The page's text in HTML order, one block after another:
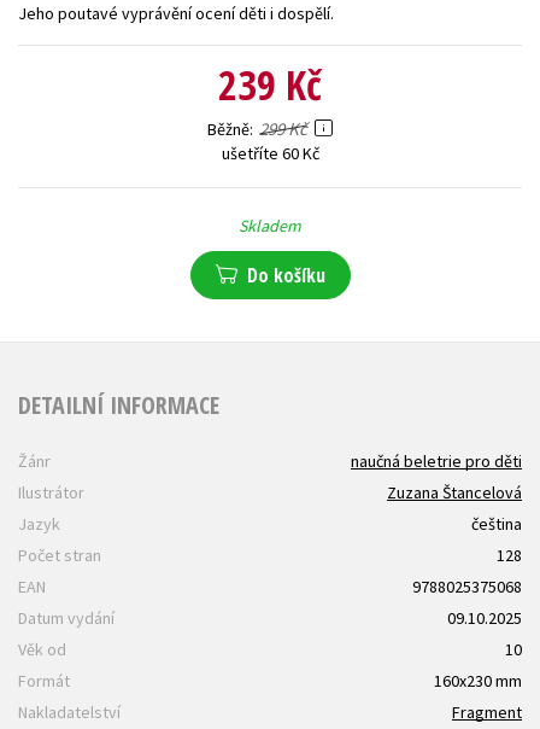
Jeho poutavé vyprávění ocení děti i dospělí.
239 Kč
Běžně 299 Kč
ušetříte 60 Kč
Skladem
Do košíku
DETAILNÍ INFORMACE
Žánr
naučná beletrie pro děti
Ilustrátor
Zuzana Štancelová
Jazyk
čeština
Počet stran
128
EAN
9788025375068
Datum vydání
09.10.2025
Věk od
10
Formát
160x230 mm
Nakladatelství
Fragment